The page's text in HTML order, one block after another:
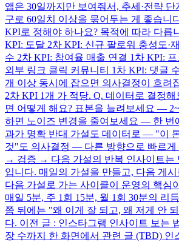
앱은 30일까지만 보여줘서, 추세·전략
구로 60일치 이상을 묶어두는 게 좋습니
KPI로 정해야 하나요? 목적에 따라 다릅
KPI: 도달 2차 KPI: 신규 팔로워 충성도·
수 2차 KPI: 참여율 매출 연결 1차 KPI:
외부 링크 클릭 커뮤니티 1차 KPI: 댓글
개 이상 동시에 잡으면 의사결정이 흐려
2차 KPI 1개 가 적당. Q. 데이터로 결정해
면 어떻게 해요? 표본을 늘려보세요 —
하면 노이즈 변경을 줄여보세요 — 한 번
과가 명확 반대 가설도 데이터로 — "이
것"도 의사결정 — 다른 방향으로 빠르
→ 검증 → 다음 가설의 반복 인사이트는
입니다. 매일의 가설을 만들고, 다음 게시
다음 가설로 가는 사이클이 운영의 핵심
매일 5분, 주 1회 15분, 월 1회 30분의 리
쯤 뒤에는 "왜 이게 잘 되고, 왜 저게 안
다. 이전 글 : 인스타그램 인사이트 보는
장 수까지 한 화면에서 관련 글 (TBD) 인